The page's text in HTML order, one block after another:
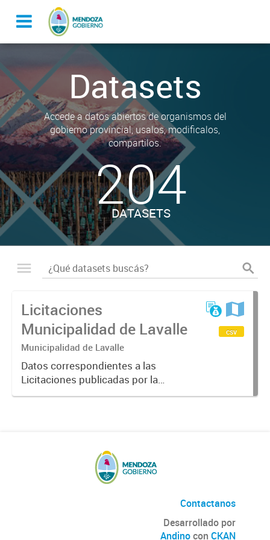
Datasets
Accede a datos abiertos de organismos del
gobierno provincial, usalos, modificalos,
compartilos.
204
DATASETS
Licitaciones
Municipalidad de Lavalle
Municipalidad de Lavalle
Datos correspondientes a las
Licitaciones publicadas por la
Municipalidad de Lavalle, incluidos
csv
Contactanos
Desarrollado por
Andinocon CKAN